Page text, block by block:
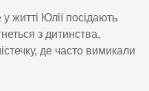
житті Юлії посідають
з дитинства,
де часто вимикали